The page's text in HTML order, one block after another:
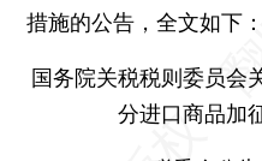
措施的公告，全文如下：
国务院关税税则委员会
分进口商品加